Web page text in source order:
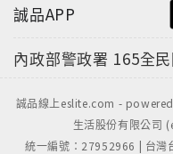
誠品APP
內政部警政署 165全
誠品線上eslite.com -
生活股份有限公司
統一編號：27952966 | 台灣